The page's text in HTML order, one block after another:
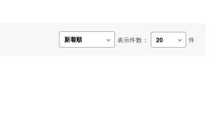
【楽トレ】機器付属品
表示件数： 件